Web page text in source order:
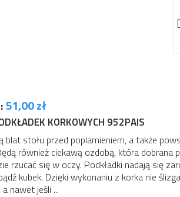
KORKOWYCH 952PAIS
ciekawą ozdobą, która dobrana pod kolor
w oczy. Podkładki nadają się zarówno do
Dzięki wykonaniu z korka nie ślizgają się po
...